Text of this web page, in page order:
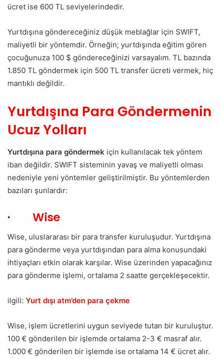
ücret ise 600 TL seviyelerindedir.
Yurtdışına göndereceğiniz düşük meblağlar için SWIFT,
maliyetli bir yöntemdir. Örneğin; yurtdışında eğitim gören
çocuğunuza 100 $ göndereceğinizi varsayalım. TL bazında
1.850 TL göndermek için 500 TL transfer ücreti vermek, hiç
mantıklı değildir.
Yurtdışına Para Göndermenin
Ucuz Yolları
Yurtdışına para göndermek için kullanılacak tek yöntem
iban değildir. SWIFT sisteminin yavaş ve maliyetli olması
nedeniyle yeni yöntemler geliştirilmiştir. Bu yöntemlerden
bazıları şunlardır:
· Wise
Wise, uluslararası bir para transfer kuruluşudur. Yurtdışına
para gönderme veya yurtdışından para alma konusundaki
ihtiyaçları etkin olarak karşılar. Wise üzerinden yapacağınız
para gönderme işlemi, ortalama 2 saatte gerçekleşecektir.
ilgili: Yurt dışı atm’den para çekme
Wise, işlem ücretlerini uygun seviyede tutan bir kuruluştur.
100 € gönderilen bir işlemde ortalama 2-3 € masraf alır.
1.000 € gönderilen bir işlemde ise ortalama 14 € ücret alır.